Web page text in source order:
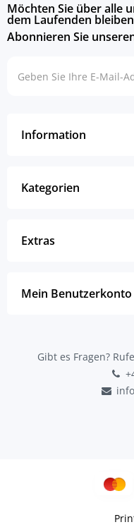
Möchten Sie über alle
dem Laufenden
Abonnieren Sie
Information
Kategorien
Extras
Mein Benutzerkonto
Gibt es Fragen?